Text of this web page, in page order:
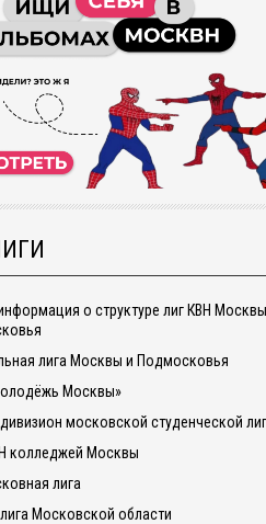
о структуре лиг КВН
лига Москвы и Подмосковья
Москвы»
московской студенческой
колледжей Москвы
лига
Московской области